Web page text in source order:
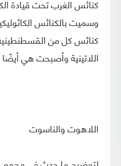
كنائس الغرب تحت قيادة
كنائس كل من القسطنطينية
اللاتينية وأصبحت هي
اللاهوت والناسوت